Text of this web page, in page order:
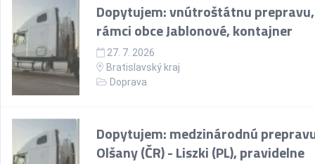
Dopytujem: vnútroštátnu
rámci obce Jablonové, kontajner
27. 7. 2026
Bratislavský kraj
Doprava
Dopytujem: medzinárodnú
Olšany (ČR) - Liszki (PL), pravidelne